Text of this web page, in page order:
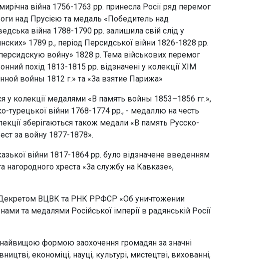
війна 1756-1763 рр. принесла Росії ряд перемог
над Прусією та медаль «Победитель над
війна 1788-1790 рр. залишила свій слід у
1789 р., період Персидської війни 1826-1828 рр.
войну» 1828 р. Тема військових перемог
похід 1813-1815 рр. відзначені у колекції ХІМ
войны 1812 г.» та «За взятие Парижа»
у колекції медалями «В память войны 1853–1856 гг.»,
турецької війни 1768-1774 рр., - медаллю на честь
зберігаються також медали «В память Русско-
за войну 1877-1878».
війни 1817-1864 рр. було відзначене введенням
нагородного хреста «За службу на Кавказе»,
Декретом ВЦВК та РНК РРФСР «Об уничтожении
та медалями Російської імперії в радянській Росії
формою заохочення громадян за значні
економіці, науці, культурі, мистецтві, вихованні,